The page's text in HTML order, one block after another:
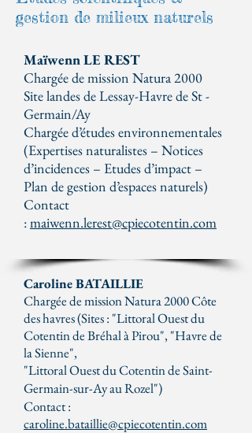
gestion de milieux naturels
Maïwenn LE REST
Chargée de mission Natura 2000
Site landes de Lessay-Havre de St -
Germain/Ay
Chargée d’études environnementales
(Expertises naturalistes – Notices
d’incidences – Etudes d’impact –
Plan de gestion d’espaces naturels)
Contact
:maiwenn.lerest@cpiecotentin.com
Caroline BATAILLIE
Chargée de mission Natura 2000 Côte
des havres (Sites : "Littoral Ouest du
Cotentin de Bréhal à Pirou", "Havre de
la Sienne",
"Littoral Ouest du Cotentin de Saint-
Germain-sur-Ay au Rozel")
Contact :
caroline.bataillie@cpiecotentin.com